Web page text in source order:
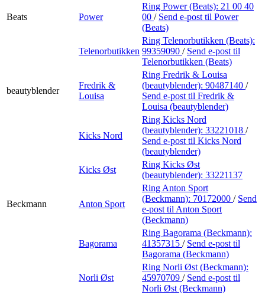
Beats Power
Ring Power (Beats): 21 00 40
00 / Send e-post til Power
(Beats)
Telenorbutikken
Ring Telenorbutikken (Beats):
99359090 / Send e-post til
Telenorbutikken (Beats)
beautyblender
Fredrik &
Louisa
Ring Fredrik & Louisa
(beautyblender): 90487140 /
Send e-post til Fredrik &
Louisa (beautyblender)
Kicks Nord
Ring Kicks Nord
(beautyblender): 33221018 /
Send e-post til Kicks Nord
(beautyblender)
Kicks Øst
Ring Kicks Øst
(beautyblender): 33221137
Beckmann Anton Sport
Ring Anton Sport
(Beckmann): 70172000 / Send
e-post til Anton Sport
(Beckmann)
Bagorama
Ring Bagorama (Beckmann):
41357315 / Send e-post til
Bagorama (Beckmann)
Norli Øst
Ring Norli Øst (Beckmann):
45970709 / Send e-post til
Norli Øst (Beckmann)